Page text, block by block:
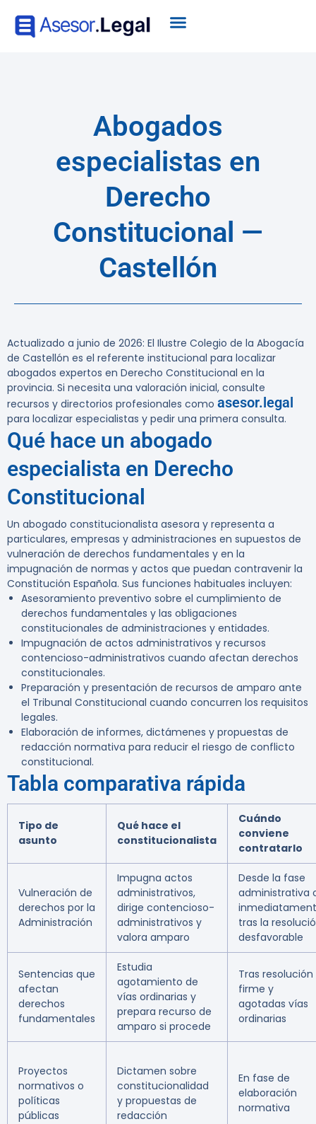
Abogados
especialistas en
Derecho
Constitucional —
Castellón
Actualizado a junio de 2026: El Ilustre Colegio de la Abogacía
de Castellón es el referente institucional para localizar
abogados expertos en Derecho Constitucional en la
provincia. Si necesita una valoración inicial, consulte
recursos y directorios profesionales como asesor.legal
para localizar especialistas y pedir una primera consulta.
Qué hace un abogado
especialista en Derecho
Constitucional
Un abogado constitucionalista asesora y representa a
particulares, empresas y administraciones en supuestos de
vulneración de derechos fundamentales y en la
impugnación de normas y actos que puedan contravenir la
Constitución Española. Sus funciones habituales incluyen:
Asesoramiento preventivo sobre el cumplimiento de
derechos fundamentales y las obligaciones
constitucionales de administraciones y entidades.
Impugnación de actos administrativos y recursos
contencioso-administrativos cuando afectan derechos
constitucionales.
Preparación y presentación de recursos de amparo ante
el Tribunal Constitucional cuando concurren los requisitos
legales.
Elaboración de informes, dictámenes y propuestas de
redacción normativa para reducir el riesgo de conflicto
constitucional.
Tabla comparativa rápida
Tipo de
asunto
Qué hace el
constitucionalista
Cuándo
conviene
contratarlo
Vulneración de
derechos por la
Administración
Impugna actos
administrativos,
dirige contencioso-
administrativos y
valora amparo
Desde la fase
administrativa
tras la
desfavorable
Sentencias que
afectan
derechos
fundamentales
Estudia
agotamiento de
vías ordinarias y
prepara recurso de
amparo si procede
Tras resolución
firme y
agotadas vías
ordinarias
Proyectos
normativos o
políticas
públicas
Dictamen sobre
constitucionalidad
y propuestas de
redacción
En fase de
elaboración
normativa